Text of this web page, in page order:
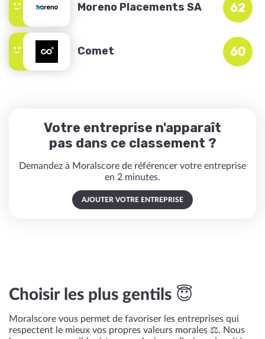
Moreno Placements SA 62
Comet 60
Votre entreprise n'apparaît
pas dans ce classement ?
Demandez à Moralscore de référencer votre entreprise
en 2 minutes.
AJOUTER VOTRE ENTREPRISE
Choisir les plus gentils 😇
Moralscore vous permet de favoriser les entreprises qui
respectent le mieux vos propres valeurs morales ⚖️. Nous